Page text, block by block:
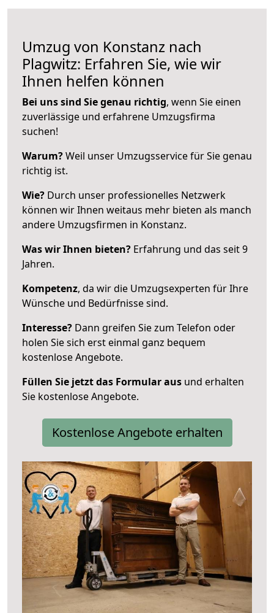
Umzug von Konstanz nach
Plagwitz: Erfahren Sie, wie wir
Ihnen helfen können
Bei uns sind Sie genau richtig, wenn Sie einen
zuverlässige und erfahrene Umzugsfirma
suchen!
Warum?Weil unser Umzugsservice für Sie genau
richtig ist.
Wie? Durch unser professionelles Netzwerk
können wir Ihnen weitaus mehr bieten als manch
andere Umzugsfirmen in Konstanz.
Was wir Ihnen bieten? Erfahrung und das seit 9
Jahren.
Kompetenz, da wir die Umzugsexperten für Ihre
Wünsche und Bedürfnisse sind.
Interesse? Dann greifen Sie zum Telefon oder
holen Sie sich erst einmal ganz bequem
kostenlose Angebote.
Füllen Sie jetzt das Formular aus und erhalten
Sie kostenlose Angebote.
Kostenlose Angebote erhalten